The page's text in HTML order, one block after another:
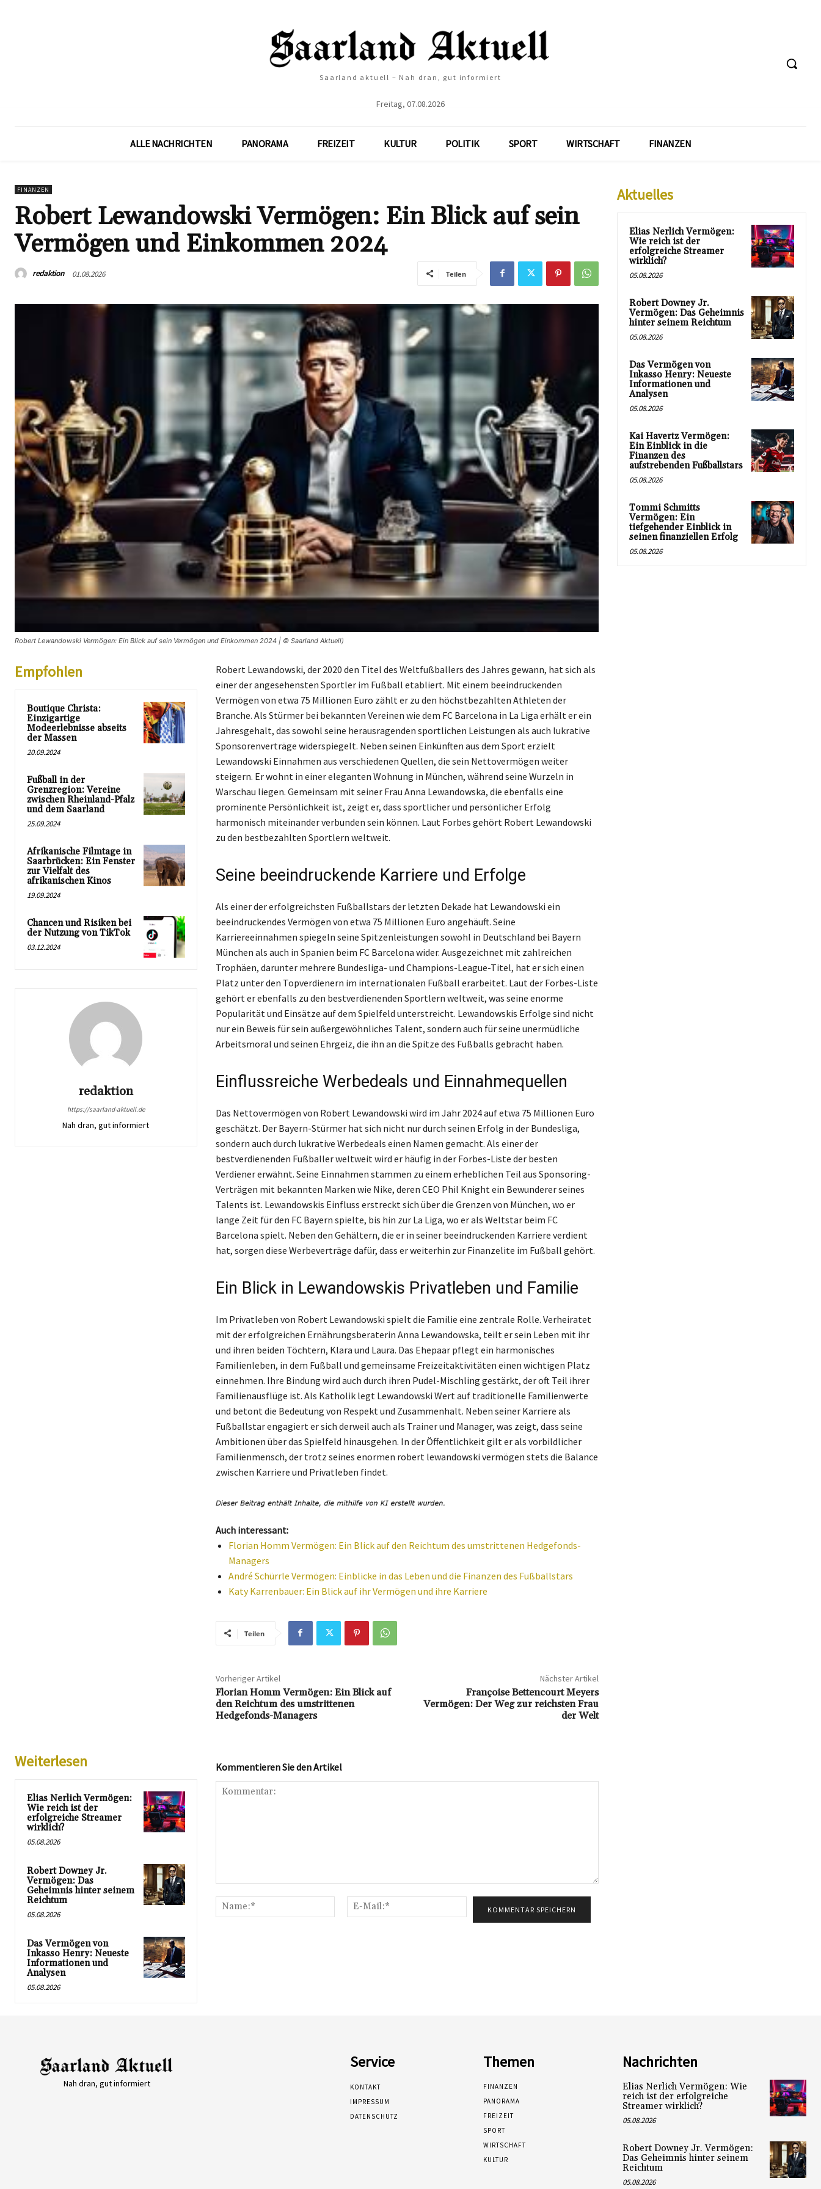
Saarland aktuell – Nah dran, gut informiert
Freitag, 07.08.2026
ALLE NACHRICHTEN PANORAMA FREIZEIT KULTUR POLITIK SPORT WIRTSCHAFT FINANZEN
FINANZEN
Robert Lewandowski Vermögen: Ein Blick auf sein
Vermögen und Einkommen 2024
redaktion 01.08.2026 Teilen
Robert Lewandowski Vermögen: Ein Blick auf sein Vermögen und Einkommen 2024 | © Saarland Aktuell)
Empfohlen
Boutique Christa:
Einzigartige
Modeerlebnisse abseits
der Massen
20.09.2024
Fußball in der
Grenzregion: Vereine
zwischen Rheinland-Pfalz
und dem Saarland
25.09.2024
Afrikanische Filmtage in
Saarbrücken: Ein Fenster
zur Vielfalt des
afrikanischen Kinos
19.09.2024
Chancen und Risiken bei
der Nutzung von TikTok
03.12.2024
redaktion
https://saarland-aktuell.de
Nah dran, gut informiert
Robert Lewandowski, der 2020 den Titel des Weltfußballers des Jahres gewann, hat sich als
einer der angesehensten Sportler im Fußball etabliert. Mit einem beeindruckenden
Vermögen von etwa 75 Millionen Euro zählt er zu den höchstbezahlten Athleten der
Branche. Als Stürmer bei bekannten Vereinen wie dem FC Barcelona in La Liga erhält er ein
Jahresgehalt, das sowohl seine herausragenden sportlichen Leistungen als auch lukrative
Sponsorenverträge widerspiegelt. Neben seinen Einkünften aus dem Sport erzielt
Lewandowski Einnahmen aus verschiedenen Quellen, die sein Nettovermögen weiter
steigern. Er wohnt in einer eleganten Wohnung in München, während seine Wurzeln in
Warschau liegen. Gemeinsam mit seiner Frau Anna Lewandowska, die ebenfalls eine
prominente Persönlichkeit ist, zeigt er, dass sportlicher und persönlicher Erfolg
harmonisch miteinander verbunden sein können. Laut Forbes gehört Robert Lewandowski
zu den bestbezahlten Sportlern weltweit.
Seine beeindruckende Karriere und Erfolge
Als einer der erfolgreichsten Fußballstars der letzten Dekade hat Lewandowski ein
beeindruckendes Vermögen von etwa 75 Millionen Euro angehäuft. Seine
Karriereeinnahmen spiegeln seine Spitzenleistungen sowohl in Deutschland bei Bayern
München als auch in Spanien beim FC Barcelona wider. Ausgezeichnet mit zahlreichen
Trophäen, darunter mehrere Bundesliga- und Champions-League-Titel, hat er sich einen
Platz unter den Topverdienern im internationalen Fußball erarbeitet. Laut der Forbes-Liste
gehört er ebenfalls zu den bestverdienenden Sportlern weltweit, was seine enorme
Popularität und Einsätze auf dem Spielfeld unterstreicht. Lewandowskis Erfolge sind nicht
nur ein Beweis für sein außergewöhnliches Talent, sondern auch für seine unermüdliche
Arbeitsmoral und seinen Ehrgeiz, die ihn an die Spitze des Fußballs gebracht haben.
Einflussreiche Werbedeals und Einnahmequellen
Das Nettovermögen von Robert Lewandowski wird im Jahr 2024 auf etwa 75 Millionen Euro
geschätzt. Der Bayern-Stürmer hat sich nicht nur durch seinen Erfolg in der Bundesliga,
sondern auch durch lukrative Werbedeals einen Namen gemacht. Als einer der
bestverdienenden Fußballer weltweit wird er häufig in der Forbes-Liste der besten
Verdiener erwähnt. Seine Einnahmen stammen zu einem erheblichen Teil aus Sponsoring-
Verträgen mit bekannten Marken wie Nike, deren CEO Phil Knight ein Bewunderer seines
Talents ist. Lewandowskis Einfluss erstreckt sich über die Grenzen von München, wo er
lange Zeit für den FC Bayern spielte, bis hin zur La Liga, wo er als Weltstar beim FC
Barcelona spielt. Neben den Gehältern, die er in seiner beeindruckenden Karriere verdient
hat, sorgen diese Werbeverträge dafür, dass er weiterhin zur Finanzelite im Fußball gehört.
Ein Blick in Lewandowskis Privatleben und Familie
Im Privatleben von Robert Lewandowski spielt die Familie eine zentrale Rolle. Verheiratet
mit der erfolgreichen Ernährungsberaterin Anna Lewandowska, teilt er sein Leben mit ihr
und ihren beiden Töchtern, Klara und Laura. Das Ehepaar pflegt ein harmonisches
Familienleben, in dem Fußball und gemeinsame Freizeitaktivitäten einen wichtigen Platz
einnehmen. Ihre Bindung wird auch durch ihren Pudel-Mischling gestärkt, der oft Teil ihrer
Familienausflüge ist. Als Katholik legt Lewandowski Wert auf traditionelle Familienwerte
und betont die Bedeutung von Respekt und Zusammenhalt. Neben seiner Karriere als
Fußballstar engagiert er sich derweil auch als Trainer und Manager, was zeigt, dass seine
Ambitionen über das Spielfeld hinausgehen. In der Öffentlichkeit gilt er als vorbildlicher
Familienmensch, der trotz seines enormen robert lewandowski vermögen stets die Balance
zwischen Karriere und Privatleben findet.
Auch interessant:
Florian Homm Vermögen: Ein Blick auf den Reichtum des umstrittenen Hedgefonds-
Managers
André Schürrle Vermögen: Einblicke in das Leben und die Finanzen des Fußballstars
Katy Karrenbauer: Ein Blick auf ihr Vermögen und ihre Karriere
Teilen
Vorheriger Artikel
Florian Homm Vermögen: Ein Blick auf
den Reichtum des umstrittenen
Hedgefonds-Managers
Nächster Artikel
Françoise Bettencourt Meyers
Vermögen: Der Weg zur reichsten Frau
der Welt
Weiterlesen
Elias Nerlich Vermögen:
Wie reich ist der
erfolgreiche Streamer
wirklich?
05.08.2026
Robert Downey Jr.
Vermögen: Das
Geheimnis hinter seinem
Reichtum
05.08.2026
Das Vermögen von
Inkasso Henry: Neueste
Informationen und
Analysen
05.08.2026
Kommentieren Sie den Artikel
Name:*
Mail:*
Aktuelles
Elias Nerlich Vermögen:
Wie reich ist der
erfolgreiche Streamer
wirklich?
05.08.2026
Robert Downey Jr.
Vermögen: Das Geheimnis
hinter seinem Reichtum
05.08.2026
Das Vermögen von
Inkasso Henry: Neueste
Informationen und
Analysen
05.08.2026
Kai Havertz Vermögen:
Ein Einblick in die
Finanzen des
aufstrebenden Fußballstars
05.08.2026
Tommi Schmitts
Vermögen: Ein
tiefgehender Einblick in
seinen finanziellen Erfolg
05.08.2026
Nah dran, gut informiert
Service
KONTAKT
IMPRESSUM
DATENSCHUTZ
Themen
FINANZEN
PANORAMA
FREIZEIT
SPORT
WIRTSCHAFT
KULTUR
Nachrichten
Elias Nerlich Vermögen: Wie
reich ist der erfolgreiche
Streamer wirklich?
05.08.2026
Robert Downey Jr. Vermögen:
Das Geheimnis hinter seinem
Reichtum
05.08.2026